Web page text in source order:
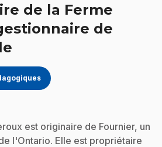
de la Ferme
de
est originaire de Fournier, un
l'Ontario. Elle est propriétaire